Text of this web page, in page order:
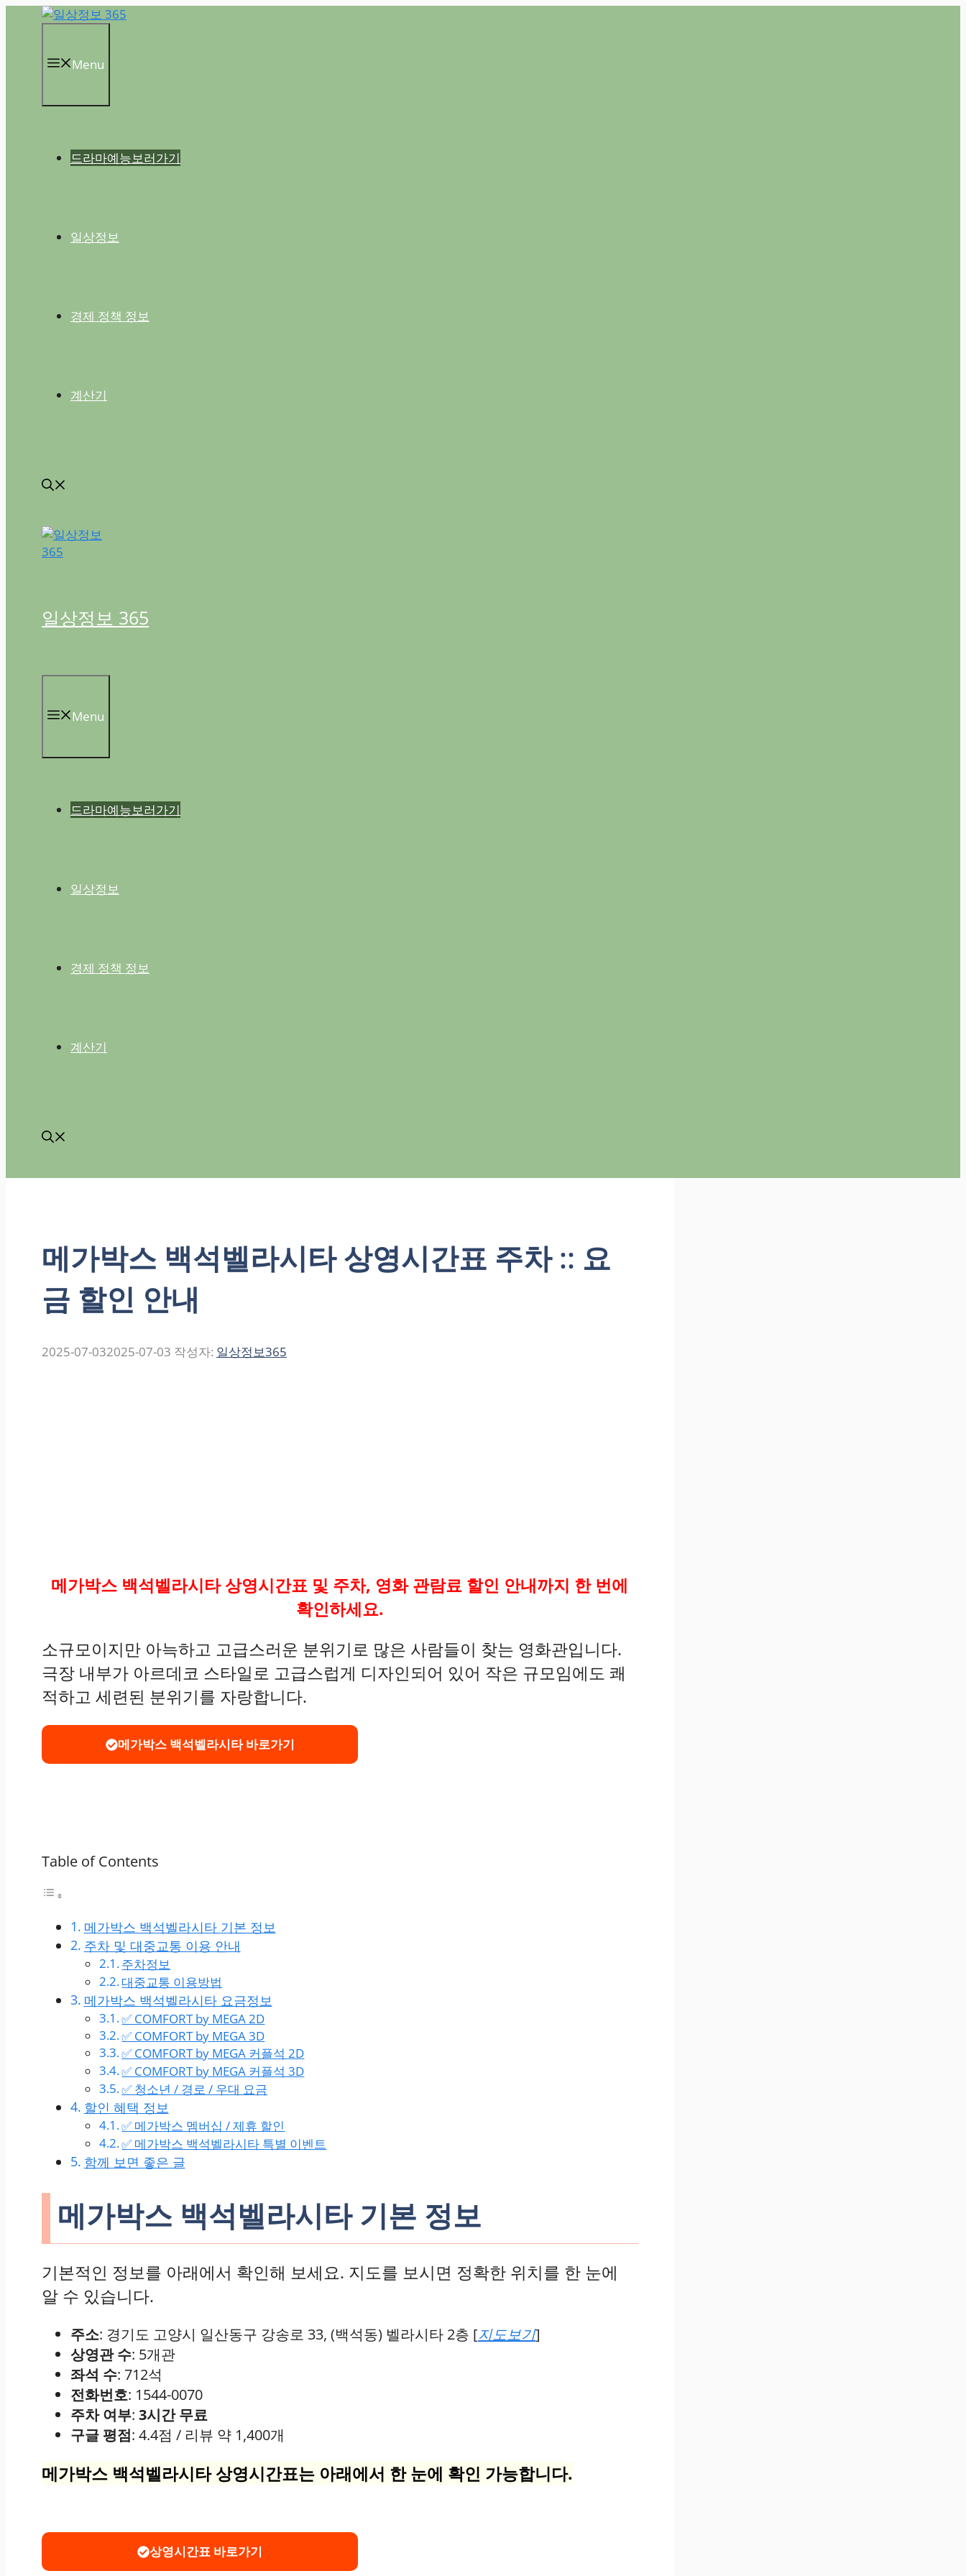
Menu
드라마예능보러가기
일상정보
경제 정책 정보
계산기
일상정보 365
Menu
드라마예능보러가기
일상정보
경제 정책 정보
계산기
메가박스 백석벨라시타 상영시간표 주차 :: 요
금 할인 안내
2025-07-032025-07-03 작성자: 일상정보365
메가박스 백석벨라시타 상영시간표 및 주차, 영화 관람료 할인 안내까지 한 번에
확인하세요.
소규모이지만 아늑하고 고급스러운 분위기로 많은 사람들이 찾는 영화관입니다.
극장 내부가 아르데코 스타일로 고급스럽게 디자인되어 있어 작은 규모임에도 쾌
적하고 세련된 분위기를 자랑합니다.
메가박스 백석벨라시타 바로가기
Table of Contents
메가박스 백석벨라시타 기본 정보
주차 및 대중교통 이용 안내
주차정보
대중교통 이용방법
메가박스 백석벨라시타 요금정보
✅ COMFORT by MEGA 2D
✅ COMFORT by MEGA 3D
✅ COMFORT by MEGA 커플석 2D
✅ COMFORT by MEGA 커플석 3D
✅ 청소년 / 경로 / 우대 요금
할인 혜택 정보
✅ 메가박스 멤버십 / 제휴 할인
✅ 메가박스 백석벨라시타 특별 이벤트
함께 보면 좋은 글
메가박스 백석벨라시타 기본 정보
기본적인 정보를 아래에서 확인해 보세요. 지도를 보시면 정확한 위치를 한 눈에
알 수 있습니다.
주소: 경기도 고양시 일산동구 강송로 33, (백석동) 벨라시타 2층 [지도보기]
상영관 수: 5개관
좌석 수: 712석
전화번호: 1544-0070
주차 여부: 3시간 무료
구글 평점: 4.4점 / 리뷰 약 1,400개
메가박스 백석벨라시타 상영시간표는 아래에서 한 눈에 확인 가능합니다.
상영시간표 바로가기